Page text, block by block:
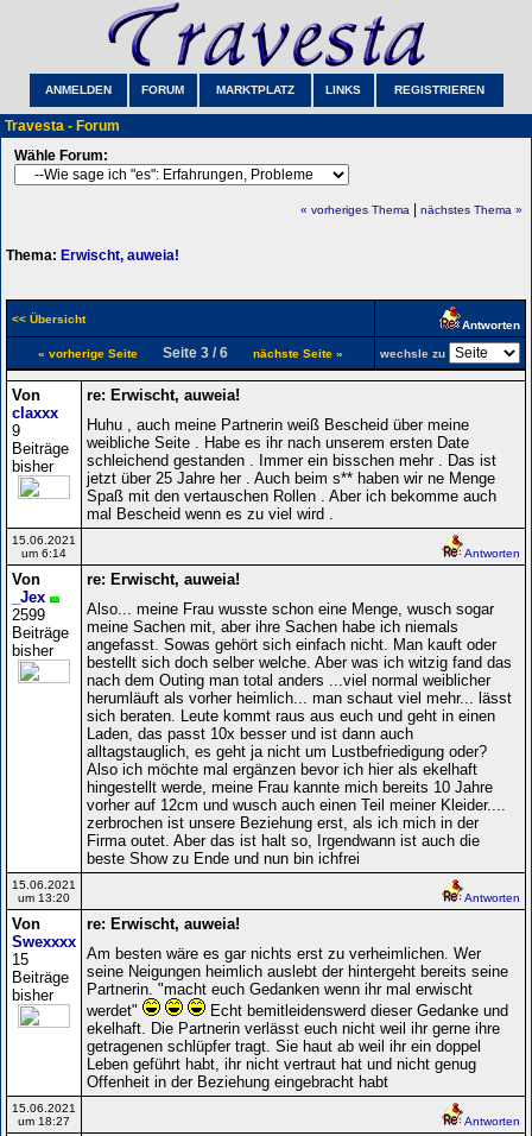
ANMELDEN FORUM MARKTPLATZ LINKS REGISTRIEREN
Travesta - Forum
Wähle Forum:
« vorheriges Thema nächstes Thema »
Thema: Erwischt, auweia!
<< Übersicht Antworten
« vorherige Seite Seite 3 / 6 nächste Seite » wechsle zu
Von
claxxx
9
Beiträge
bisher
re: Erwischt, auweia!
Huhu , auch meine Partnerin weiß Bescheid über meine
weibliche Seite . Habe es ihr nach unserem ersten Date
schleichend gestanden . Immer ein bisschen mehr . Das ist
jetzt über 25 Jahre her . Auch beim s** haben wir ne Menge
Spaß mit den vertauschen Rollen . Aber ich bekomme auch
mal Bescheid wenn es zu viel wird .
15.06.2021
um 6:14
Antworten
Von
_Jex
2599
Beiträge
bisher
re: Erwischt, auweia!
Also... meine Frau wusste schon eine Menge, wusch sogar
meine Sachen mit, aber ihre Sachen habe ich niemals
angefasst. Sowas gehört sich einfach nicht. Man kauft oder
bestellt sich doch selber welche. Aber was ich witzig fand das
nach dem Outing man total anders ...viel normal weiblicher
herumläuft als vorher heimlich... man schaut viel mehr... lässt
sich beraten. Leute kommt raus aus euch und geht in einen
Laden, das passt 10x besser und ist dann auch
alltagstauglich, es geht ja nicht um Lustbefriedigung oder?
Also ich möchte mal ergänzen bevor ich hier als ekelhaft
hingestellt werde, meine Frau kannte mich bereits 10 Jahre
vorher auf 12cm und wusch auch einen Teil meiner Kleider....
zerbrochen ist unsere Beziehung erst, als ich mich in der
Firma outet. Aber das ist halt so, Irgendwann ist auch die
beste Show zu Ende und nun bin ichfrei
15.06.2021
um 13:20
Antworten
Von
Swexxxx
15
Beiträge
bisher
re: Erwischt, auweia!
Am besten wäre es gar nichts erst zu verheimlichen. Wer
seine Neigungen heimlich auslebt der hintergeht bereits seine
Partnerin. "macht euch Gedanken wenn ihr mal erwischt
werdet"
Echt bemitleidenswerd dieser Gedanke und
ekelhaft. Die Partnerin verlässt euch nicht weil ihr gerne ihre
getragenen schlüpfer tragt. Sie haut ab weil ihr ein doppel
Leben geführt habt, ihr nicht vertraut hat und nicht genug
Offenheit in der Beziehung eingebracht habt
15.06.2021
um 18:27
Antworten